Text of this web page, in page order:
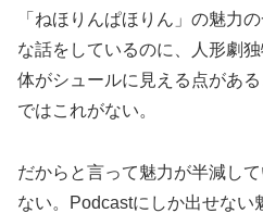
「ねほりんぱほりん」の魅力
な話をしているのに、人形劇
体がシュールに見える点があ
ではこれがない。
だからと言って魅力が半減し
ない。Podcastにしか出せない